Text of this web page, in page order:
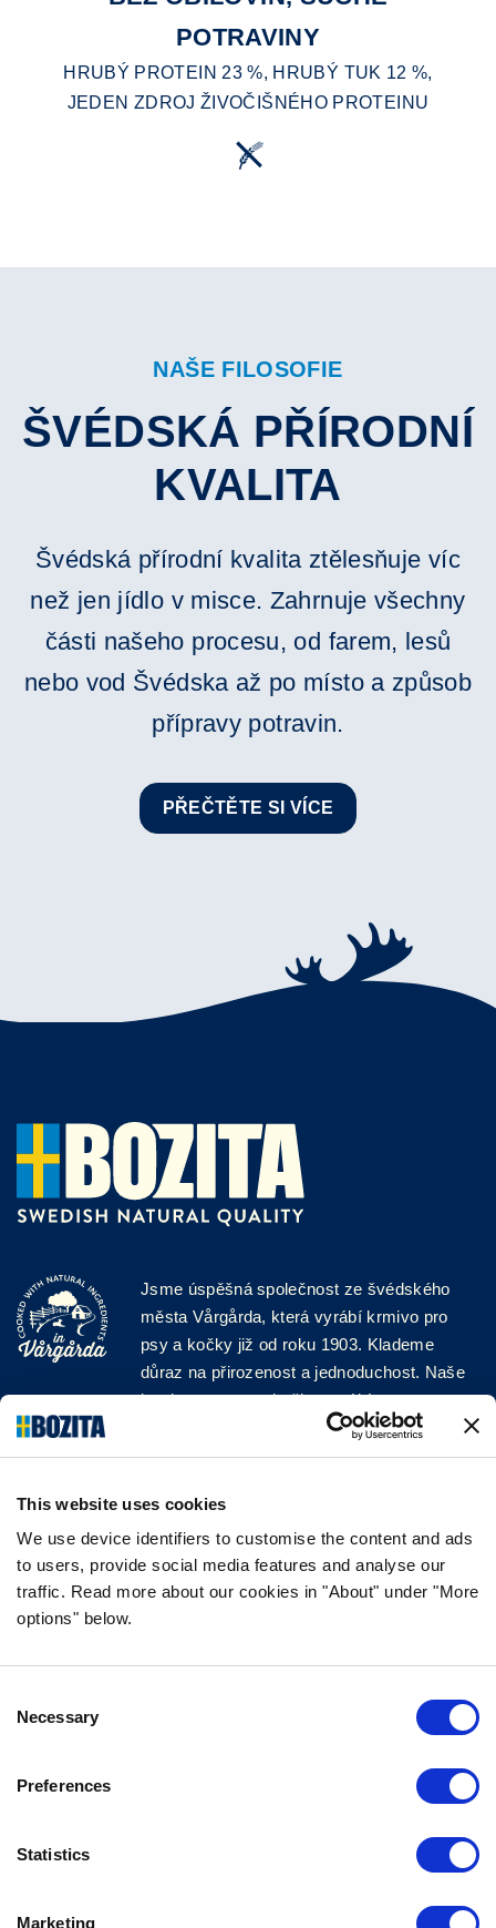
This website uses cookies
We use device identifiers to customise the content and ads
to users, provide social media features and analyse our
traffic. Read more about our cookies in "About" under "More
options" below.
Selection
Necessary
Preferences
Statistics
Marketing
POTRAVINY
HRUBÝ PROTEIN 23 %, HRUBÝ TUK 12 %,
JEDEN ZDROJ ŽIVOČIŠNÉHO PROTEINU
NAŠE FILOSOFIE
ŠVÉDSKÁ PŘÍRODNÍ
KVALITA
Švédská přírodní kvalita ztělesňuje víc
než jen jídlo v misce. Zahrnuje všechny
části našeho procesu, od farem, lesů
nebo vod Švédska až po místo a způsob
přípravy potravin.
PŘEČTĚTE SI VÍCE
Jsme úspěšná společnost ze švédského
města Vårgårda, která vyrábí krmivo pro
psy a kočky již od roku 1903. Klademe
důraz na přirozenost a jednoduchost. Naše
krmiva pro psy a kočky vyrábíme z vysoce
kvalitních surovin a bez jakýchkoli přísad!
SÍTÍCH
INFORMACE
ZÁRUKA CHUTI
NAŠE ZÁSADY OCHRANY OSOBNÍCH ÚDAJŮ